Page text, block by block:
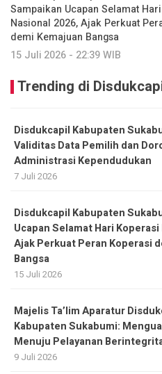
Sampaikan Ucapan Selamat
Nasional 2026, Ajak Perkuat
demi Kemajuan Bangsa
15 Juli 2026 - 22:39 WIB
Trending di
Disdukcapil Kabupaten
Validitas Data Pemilih dan
Administrasi Kependudukan
7 Juli 2026
Disdukcapil Kabupaten
Ucapan Selamat Hari Koperasi
Ajak Perkuat Peran Koperasi
Bangsa
15 Juli 2026
Majelis Ta’lim Aparatur
Kabupaten Sukabumi:
Menuju Pelayanan
9 Juli 2026